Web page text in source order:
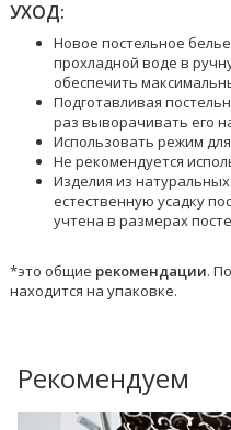
УХОД:
Новое постельное
прохладной воде в
обеспечить
Подготавливая
раз выворачивать его
Использовать режим
Не рекомендуется
Изделия из
естественную усадку
учтена в размерах
*это общие рекомендации.
находится на упаковке.
Рекомендуем